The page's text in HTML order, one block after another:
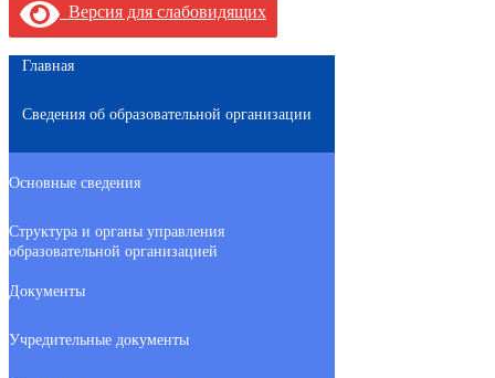
Версия для слабовидящих
Главная
Сведения об образовательной организации
Основные сведения
Структура и органы управления
образовательной организацией
Документы
Учредительные документы